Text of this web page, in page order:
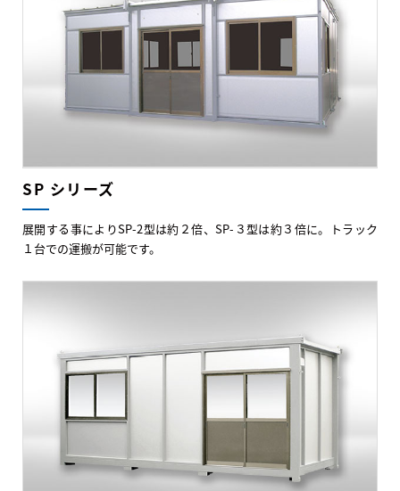
SP シリーズ
展開する事によりSP-2型は約２倍、SP-３型は約３倍に。トラック
１台での運搬が可能です。